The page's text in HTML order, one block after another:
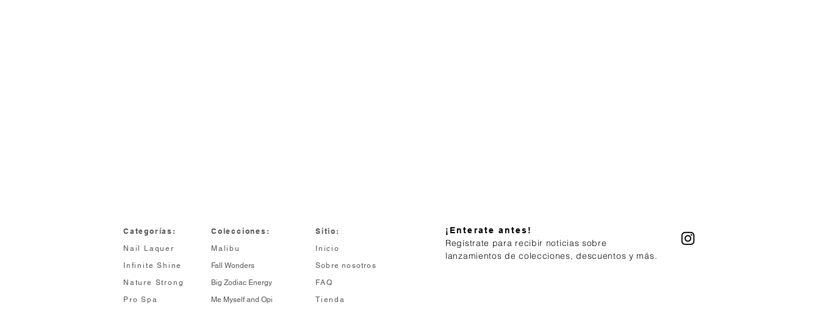
Categorías:
Nail Laquer
Infinite Shine
Nature Strong
Pro Spa
Colecciones:
Malibu
Fall Wonders
Big Zodiac Energy
Me Myself and Opi
Sitio:
Inicio
Sobre nosotros
FAQ
Tienda
¡Enterate antes!
Regístrate para recibir noticias sobre
lanzamientos de colecciones, descuentos y más.